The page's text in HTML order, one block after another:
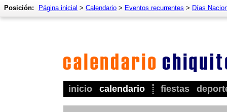
inicio calendario fiestas
Posición: Página inicial > Calendario > Eventos recurrentes > Días